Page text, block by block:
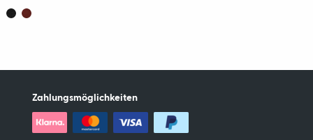
Zahlungsmöglichkeiten